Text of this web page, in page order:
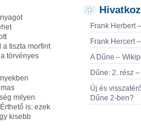
Frank Herbert
Frank Hercert
A Dűne –
Dűne: 2. rész
Új és
Dűne 2-ben?
tiszta morfint
törvényes
milyen
is: ezek
kisebb